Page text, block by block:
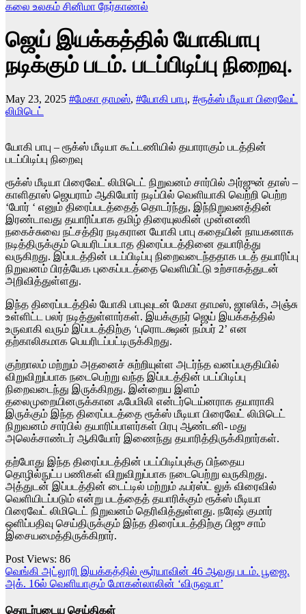
கலை உலகம் சினிமா நேர்காணல்
ஜெய் இயக்கத்தில் யோகிபாபு
நடிக்கும் படம். படப்பிடிப்பு நிறைவு.
May 23, 2025 #மேகா தாமஸ், #யோகி பாபு, #ரூக்ஸ் மீடியா பிரைவேட்
லிமிடெட்
யோகி பாபு – ரூக்ஸ் மீடியா கூட்டணியில் தயாராகும் படத்தின்
படப்பிடிப்பு நிறைவு
ரூக்ஸ் மீடியா பிரைவேட் லிமிடெட் நிறுவனம் சார்பில் அர்ஜுன் தாஸ் –
காளிதாஸ் ஜெயராம் ஆகியோர் நடிப்பில் வெளியாகி வெற்றி பெற்ற
‘போர் ‘ எனும் திரைப்படத்தைத் தொடர்ந்து, இந்நிறுவனத்தின்
இரண்டாவது தயாரிப்பாக தமிழ் திரையுலகின் முன்னணி
நகைச்சுவை நட்சத்திர நடிகரான யோகி பாபு கதையின் நாயகனாக
நடித்திருக்கும் பெயரிடப்படாத திரைப்படத்தினை தயாரித்து
வருகிறது. இப்படத்தின் படப்பிடிப்பு நிறைவடைந்ததாக படத் தயாரிப்பு
நிறுவனம் பிரத்யேக புகைப்படத்தை வெளியிட்டு உற்சாகத்துடன்
அறிவித்துள்ளது.
இந்த திரைப்படத்தில் யோகி பாபுவுடன் மேகா தாமஸ், ஜாஸிக், அஞ்சு
உள்ளிட்ட பலர் நடித்துள்ளார்கள். இயக்குநர் ஜெய் இயக்கத்தில்
உருவாகி வரும் இப்படத்திற்கு ‘புரொடக்ஷன் நம்பர் 2’ என
தற்காலிகமாக பெயரிடப்பட்டிருக்கிறது.
குற்றாலம் மற்றும் அதனைச் சுற்றியுள்ள அடர்ந்த வனப்பகுதியில்
விறுவிறுப்பாக நடைபெற்று வந்த இப்படத்தின் படப்பிடிப்பு
நிறைவடைந்து இருக்கிறது. இன்றைய இளம்
தலைமுறையினருக்கான ஃபேமிலி என்டர்டெய்னராக தயாராகி
இருக்கும் இந்த திரைப்படத்தை ரூக்ஸ் மீடியா பிரைவேட் லிமிடெட்
நிறுவனம் சார்பில் தயாரிப்பாளர்கள் பிரபு ஆண்டனி- மது
அலெக்சாண்டர் ஆகியோர் இணைந்து தயாரித்திருக்கிறார்கள்.
தற்போது இந்த திரைப்படத்தின் படப்பிடிப்புக்கு பிந்தைய
தொழில்நுட்ப பணிகள் விறுவிறுப்பாக நடைபெற்று வருகிறது.
அத்துடன் இப்படத்தின் டைட்டில் மற்றும் ஃபர்ஸ்ட் லுக் விரைவில்
வெளியிடப்படும் என்று படத்தைத் தயாரிக்கும் ரூக்ஸ் மீடியா
பிரைவேட் லிமிடெட் நிறுவனம் தெரிவித்துள்ளது. நரேஷ் குமார்
ஒளிப்பதிவு செய்திருக்கும் இந்த திரைப்படத்திற்கு பிஜு சாம்
இசையமைத்திருக்கிறார்.
Post Views: 86
Post
navigation
வெங்கி அட்லூரி இயக்கத்தில் சூர்யாவின் 46 ஆவது படம். பூஜை.
அக். 16ல் வெளியாகும் மோகன்லாலின் ‘விருஷபா’
தொடர்புடைய செய்திகள்